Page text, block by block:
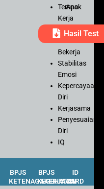
Tempo
Kerja
Ketelitian
Motivasi
Bekerja
Stabilitas
Emosi
Kepercayaan
Diri
Kerjasama
Penyesuaian
Diri
IQ
Anak
Hasil Test
BPJS
KETENAGAKERJAAN
BPJS
KESEHATAN
ID
CARD